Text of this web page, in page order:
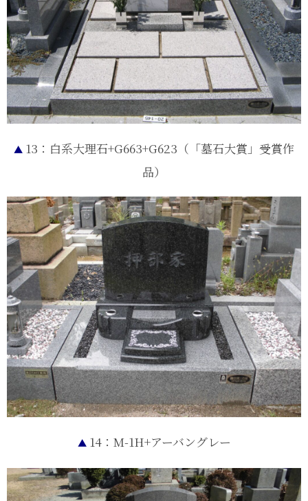
▲ 13：白系大理石+G663+G623（「墓石大賞」受賞作
品）
▲14：M-1H+アーバングレー